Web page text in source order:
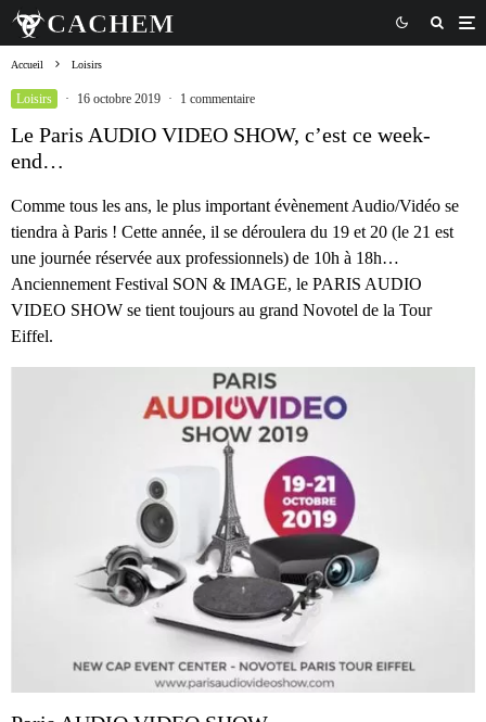
Accueil Loisirs
Loisirs · 16 octobre 2019 · 1 commentaire
Le Paris AUDIO VIDEO SHOW, c’est ce week-
end…
Comme tous les ans, le plus important évènement Audio/Vidéo se
tiendra à Paris ! Cette année, il se déroulera du 19 et 20 (le 21 est
une journée réservée aux professionnels) de 10h à 18h…
Anciennement Festival SON & IMAGE, le PARIS AUDIO
VIDEO SHOW se tient toujours au grand Novotel de la Tour
Eiffel.